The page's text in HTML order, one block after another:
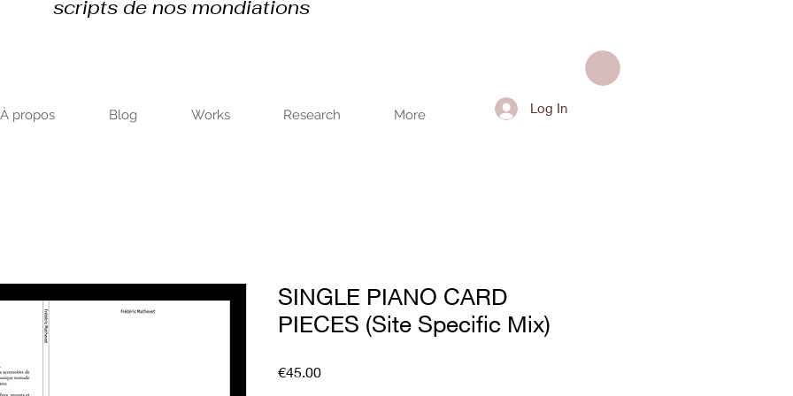
scripts de nos mondiations
À propos Blog Works Research More Log In
SINGLE PIANO CARD
PIECES (Site Specific Mix)
€45.00Price